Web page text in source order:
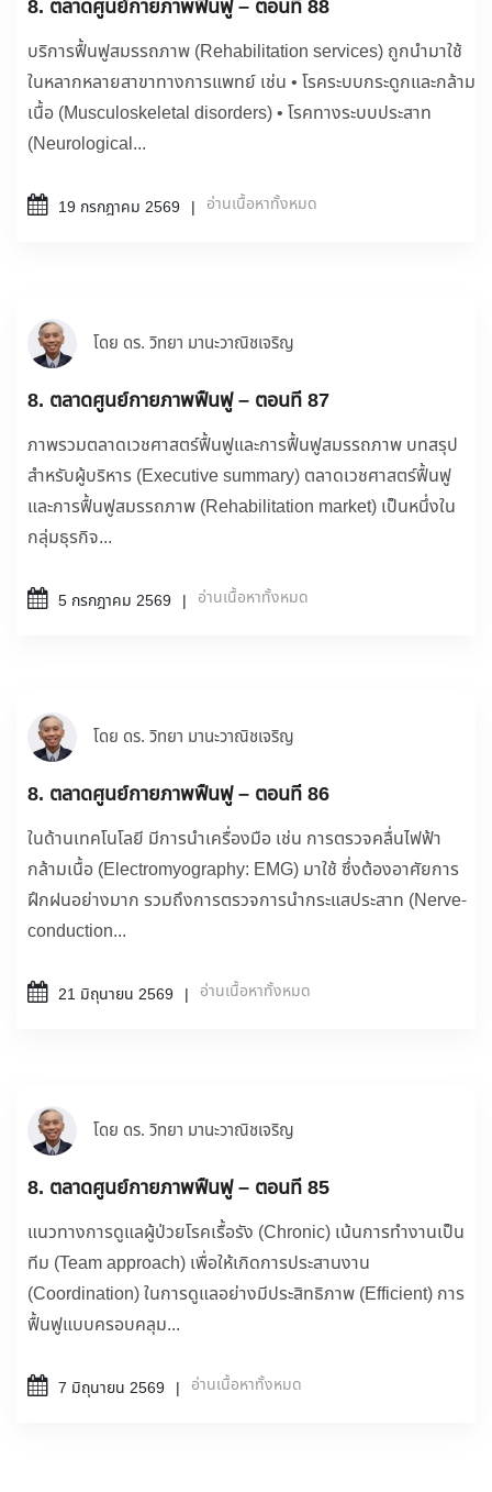
8. ตลาดศูนย์กายภาพฟื้นฟู – ตอนที่ 88
บริการฟื้นฟูสมรรถภาพ (Rehabilitation services) ถูกนำมาใช้
ในหลากหลายสาขาทางการแพทย์ เช่น • โรคระบบกระดูกและกล้าม
เนื้อ (Musculoskeletal disorders) • โรคทางระบบประสาท
(Neurological...
19 กรกฎาคม 2569 อ่านเนื้อหาทั้งหมด
โดย ดร. วิทยา มานะวาณิชเจริญ
8. ตลาดศูนย์กายภาพฟื้นฟู – ตอนที่ 87
ภาพรวมตลาดเวชศาสตร์ฟื้นฟูและการฟื้นฟูสมรรถภาพ บทสรุป
สำหรับผู้บริหาร (Executive summary) ตลาดเวชศาสตร์ฟื้นฟู
และการฟื้นฟูสมรรถภาพ (Rehabilitation market) เป็นหนึ่งใน
กลุ่มธุรกิจ...
5 กรกฎาคม 2569 อ่านเนื้อหาทั้งหมด
โดย ดร. วิทยา มานะวาณิชเจริญ
8. ตลาดศูนย์กายภาพฟื้นฟู – ตอนที่ 86
ในด้านเทคโนโลยี มีการนำเครื่องมือ เช่น การตรวจคลื่นไฟฟ้า
กล้ามเนื้อ (Electromyography: EMG) มาใช้ ซึ่งต้องอาศัยการ
ฝึกฝนอย่างมาก รวมถึงการตรวจการนำกระแสประสาท (Nerve-
conduction...
21 มิถุนายน 2569 อ่านเนื้อหาทั้งหมด
โดย ดร. วิทยา มานะวาณิชเจริญ
8. ตลาดศูนย์กายภาพฟื้นฟู – ตอนที่ 85
แนวทางการดูแลผู้ป่วยโรคเรื้อรัง (Chronic) เน้นการทำงานเป็น
ทีม (Team approach) เพื่อให้เกิดการประสานงาน
(Coordination) ในการดูแลอย่างมีประสิทธิภาพ (Efficient) การ
ฟื้นฟูแบบครอบคลุม...
7 มิถุนายน 2569 อ่านเนื้อหาทั้งหมด